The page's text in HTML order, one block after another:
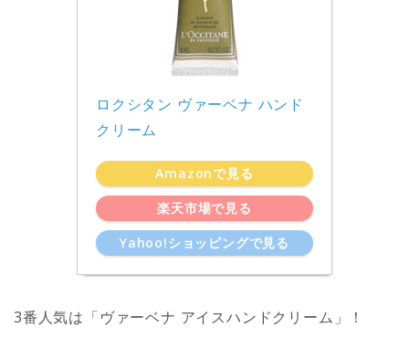
ロクシタン ヴァーベナ ハンド
クリーム
Amazonで見る
楽天市場で見る
Yahoo!ショッピングで見る
3番人気は「ヴァーベナ アイスハンドクリーム」！